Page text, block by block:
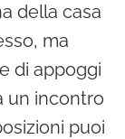
della casa
ma
di appoggi
un incontro
puoi